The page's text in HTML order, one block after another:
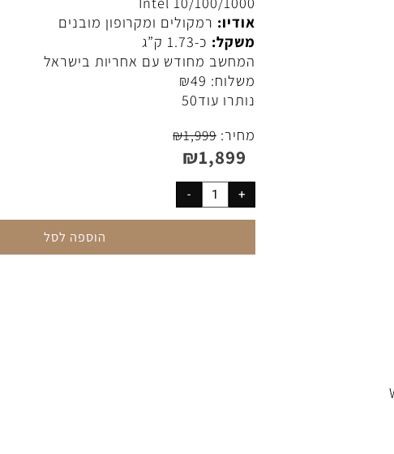
Wi-Fi + Bluetooth
Intel 10/100/1000
אודיו: רמקולים ומקרופון מובנים
משקל: כ-1.73 ק”ג
המחשב מחודש עם אחריות בישראל
משלוח: ₪ 49
נותרו עוד50
מחיר:
₪1,999
₪1,899